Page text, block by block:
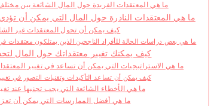
ما هي المعتقدات الفريدة حول المال الشائعة بين
ما هي المعتقدات النادرة حول المال التي يمكن أن
كيف يمكن أن تحول المعتقدات غير
ما هي بعض دراسات الحالة للأفراد الناجحين الذين يمتلكون معتقدات
كيف يمكنك تغيير معتقداتك حول المال
ما هي الاستراتيجيات التي يمكن أن تساعد في تغيير
كيف يمكن أن تساعد التأكيدات وتقنيات التصور في
ما هي الأخطاء الشائعة التي يجب تجنبها عند
ما هي أفضل الممارسات التي يمكن أن